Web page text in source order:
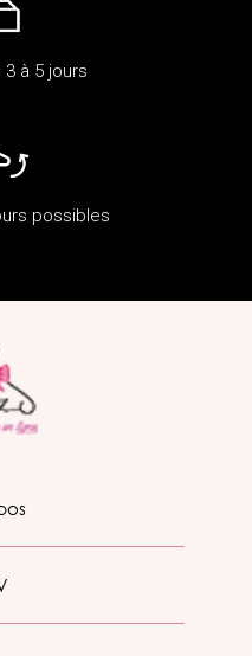
à 5 jours
possibles